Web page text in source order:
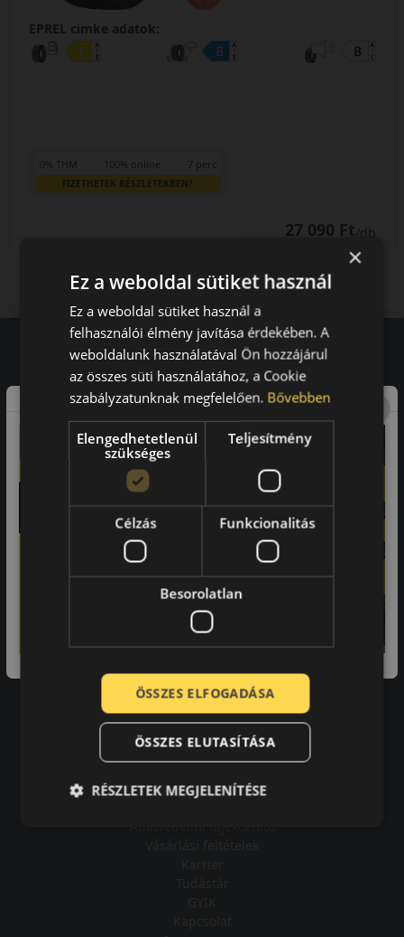
EPREL cimke adatok:
0% THM 100% online 7 perc
FIZETHETEK RÉSZLETEKBEN?
27 090 Ft/db
Kuponkód másolása
db KOSÁRBA
Vásárlói vélemények
97.76%
a vásárlók közül ajánlaná ismerősének ezt a boltot.
21659
vélemény alapján
-
A bolt vásárlója
Minden tökéletesen működik.
Impresszum
×
Ez a weboldal sütiket használ
Ez a weboldal sütiket használ a
felhasználói élmény javítása érdekében. A
weboldalunk használatával Ön hozzájárul
az összes süti használatához, a Cookie
szabályzatunknak megfelelően. Bővebben
Elengedhetetlenül
szükséges
Teljesítmény
Célzás Funkcionalitás
Besorolatlan
ÖSSZES ELFOGADÁSA
ÖSSZES ELUTASÍTÁSA
RÉSZLETEK MEGJELENÍTÉSE